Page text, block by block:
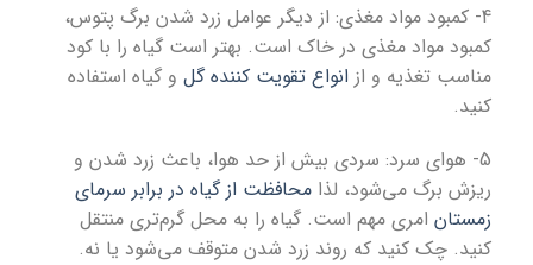
4- کمبود مواد مغذی: از دیگر عوامل زرد شدن برگ پتوس،
کمبود مواد مغذی در خاک است. بهتر است گیاه را با کود
مناسب تغذیه و از انواع تقویت کننده گل و گیاه استفاده
کنید.
5- هوای سرد: سردی بیش از حد هوا، باعث زرد شدن و
ریزش برگ می‌شود، لذا محافظت از گیاه در برابر سرمای
زمستان امری مهم است. گیاه را به محل گرم‌تری منتقل
کنید. چک کنید که روند زرد شدن متوقف می‌شود یا نه.